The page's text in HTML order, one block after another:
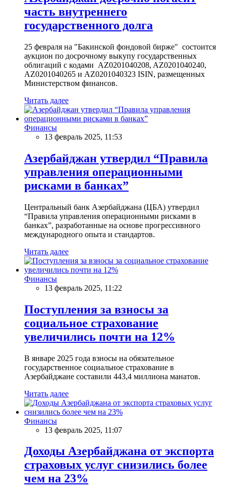
часть внутреннего
государственного долга
25 февраля на "Бакинской фондовой бирже" состоится
аукцион по досрочному выкупу государственных
облигаций с кодами AZ0201040208, AZ0201040240,
AZ0201040265 и AZ0201040323 ISIN, размещенных
Министерством финансов.
Читать далее
Финансы
13 февраль 2025, 11:53
Азербайджан утвердил “Правила
управления операционными
рисками в банках”
Центральный банк Азербайджана (ЦБА) утвердил
“Правила управления операционными рисками в
банках”, разработанные на основе прогрессивного
международного опыта и стандартов.
Читать далее
Финансы
13 февраль 2025, 11:22
Поступления за взносы за
социальное страхование
увеличились почти на 12%
В январе 2025 года взносы на обязательное
государственное социальное страхование в
Азербайджане составили 443,4 миллиона манатов.
Читать далее
Финансы
13 февраль 2025, 11:07
Доходы Азербайджана от экспорта
страховых услуг снизились более
чем на 23%